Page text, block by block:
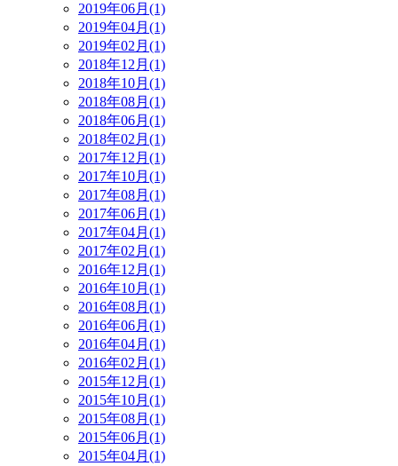
2019年06月(1)
2019年04月(1)
2019年02月(1)
2018年12月(1)
2018年10月(1)
2018年08月(1)
2018年06月(1)
2018年02月(1)
2017年12月(1)
2017年10月(1)
2017年08月(1)
2017年06月(1)
2017年04月(1)
2017年02月(1)
2016年12月(1)
2016年10月(1)
2016年08月(1)
2016年06月(1)
2016年04月(1)
2016年02月(1)
2015年12月(1)
2015年10月(1)
2015年08月(1)
2015年06月(1)
2015年04月(1)